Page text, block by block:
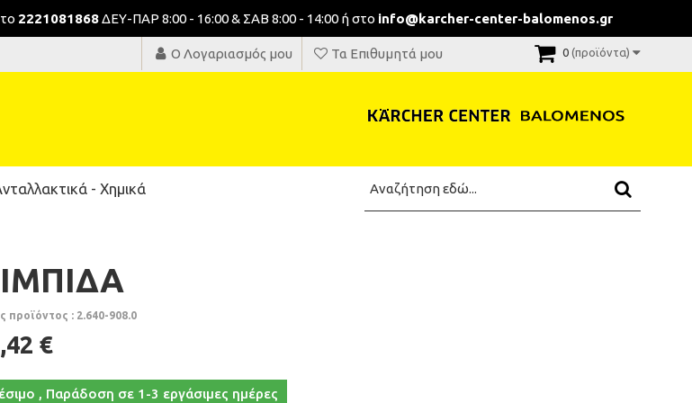
2221081868ΔΕΥ-ΠΑΡ 8:00 - 16:00 & ΣΑΒ 8:00 - 14:00 ή στο info@karcher-center-balomenos.gr
Ο Λογαριασμός μου Τα Επιθυμητά μου 0 (προϊόντα)
- Χημικά
προϊόντος : 2.640-908.0
€
, Παράδοση σε 1-3 εργάσιμες ημέρες